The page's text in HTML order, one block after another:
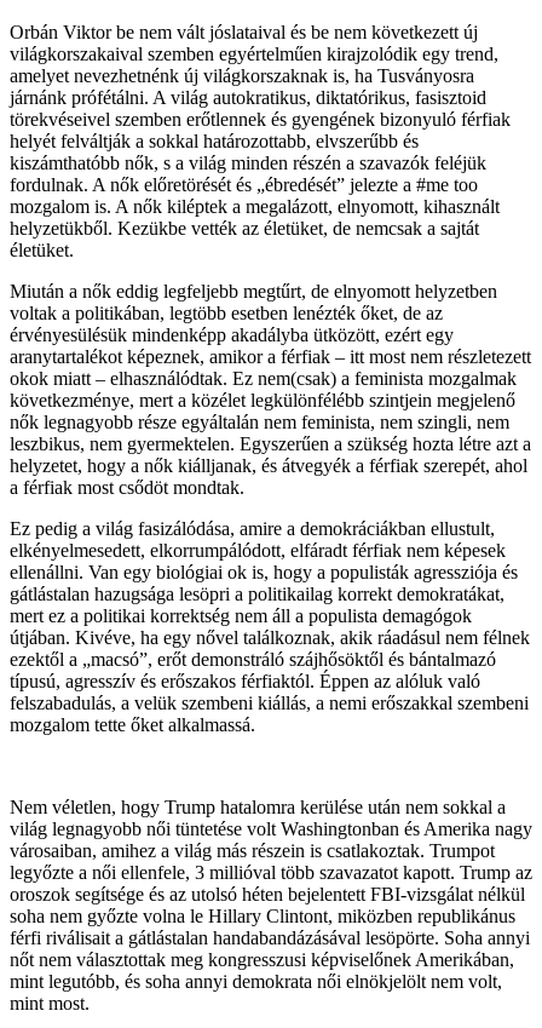
Orbán Viktor be nem vált jóslataival és be nem következett új
világkorszakaival szemben egyértelműen kirajzolódik egy trend,
amelyet nevezhetnénk új világkorszaknak is, ha Tusványosra
járnánk prófétálni. A világ autokratikus, diktatórikus, fasisztoid
törekvéseivel szemben erőtlennek és gyengének bizonyuló férfiak
helyét felváltják a sokkal határozottabb, elvszerűbb és
kiszámthatóbb nők, s a világ minden részén a szavazók feléjük
fordulnak. A nők előretörését és „ébredését” jelezte a #me too
mozgalom is. A nők kiléptek a megalázott, elnyomott, kihasznált
helyzetükből. Kezükbe vették az életüket, de nemcsak a sajtát
életüket.
Miután a nők eddig legfeljebb megtűrt, de elnyomott helyzetben
voltak a politikában, legtöbb esetben lenézték őket, de az
érvényesülésük mindenképp akadályba ütközött, ezért egy
aranytartalékot képeznek, amikor a férfiak – itt most nem részletezett
okok miatt – elhasználódtak. Ez nem(csak) a feminista mozgalmak
következménye, mert a közélet legkülönfélébb szintjein megjelenő
nők legnagyobb része egyáltalán nem feminista, nem szingli, nem
leszbikus, nem gyermektelen. Egyszerűen a szükség hozta létre azt a
helyzetet, hogy a nők kiálljanak, és átvegyék a férfiak szerepét, ahol
a férfiak most csődöt mondtak.
Ez pedig a világ fasizálódása, amire a demokráciákban ellustult,
elkényelmesedett, elkorrumpálódott, elfáradt férfiak nem képesek
ellenállni. Van egy biológiai ok is, hogy a populisták agressziója és
gátlástalan hazugsága lesöpri a politikailag korrekt demokratákat,
mert ez a politikai korrektség nem áll a populista demagógok
útjában. Kivéve, ha egy nővel találkoznak, akik ráadásul nem félnek
ezektől a „macsó”, erőt demonstráló szájhősöktől és bántalmazó
típusú, agresszív és erőszakos férfiaktól. Éppen az alóluk való
felszabadulás, a velük szembeni kiállás, a nemi erőszakkal szembeni
mozgalom tette őket alkalmassá.
Nem véletlen, hogy Trump hatalomra kerülése után nem sokkal a
világ legnagyobb női tüntetése volt Washingtonban és Amerika nagy
városaiban, amihez a világ más részein is csatlakoztak. Trumpot
legyőzte a női ellenfele, 3 millióval több szavazatot kapott. Trump az
oroszok segítsége és az utolsó héten bejelentett FBI-vizsgálat nélkül
soha nem győzte volna le Hillary Clintont, miközben republikánus
férfi riválisait a gátlástalan handabandázásával lesöpörte. Soha annyi
nőt nem választottak meg kongresszusi képviselőnek Amerikában,
mint legutóbb, és soha annyi demokrata női elnökjelölt nem volt,
mint most.